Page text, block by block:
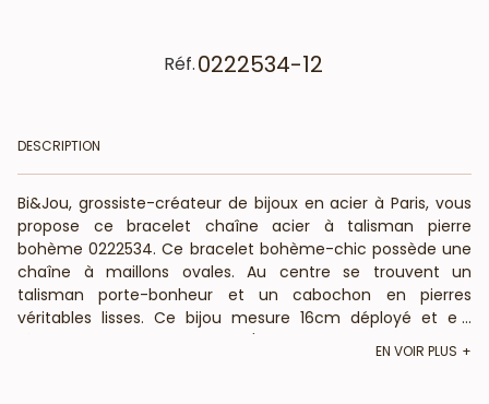
Réf.0222534-12
DESCRIPTION
Bi&Jou, grossiste-créateur de bijoux en acier à Paris, vous
propose ce bracelet chaîne acier à talisman pierre
bohème 0222534. Ce bracelet bohème-chic possède une
chaîne à maillons ovales. Au centre se trouvent un
talisman porte-bonheur et un cabochon en pierres
véritables lisses. Ce bijou mesure 16cm déployé et est
réglable par sa chaînette d'extension de 5cm et son
fermoir mousqueton. Le pendentif pierre mesure 1,5cm de
...
EN VOIR PLUS